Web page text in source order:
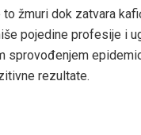
žmuri dok zatvara
pojedine profesije i
sprovođenjem
rezultate.